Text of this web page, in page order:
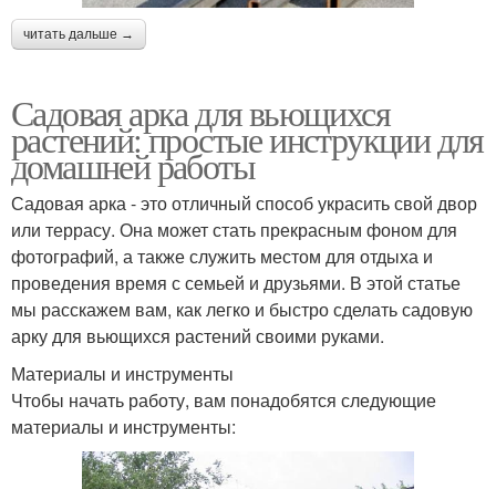
читать дальше →
Садовая арка для вьющихся
растений: простые инструкции для
домашней работы
Садовая арка - это отличный способ украсить свой двор
или террасу. Она может стать прекрасным фоном для
фотографий, а также служить местом для отдыха и
проведения время с семьей и друзьями. В этой статье
мы расскажем вам, как легко и быстро сделать садовую
арку для вьющихся растений своими руками.
Материалы и инструменты
Чтобы начать работу, вам понадобятся следующие
материалы и инструменты: